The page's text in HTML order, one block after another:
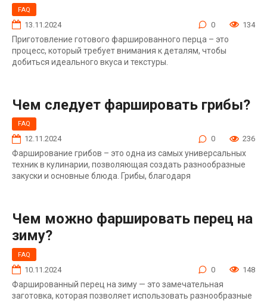
FAQ
13.11.2024 0 134
Приготовление готового фаршированного перца – это
процесс, который требует внимания к деталям, чтобы
добиться идеального вкуса и текстуры.
Чем следует фаршировать грибы?
FAQ
12.11.2024 0 236
Фарширование грибов – это одна из самых универсальных
техник в кулинарии, позволяющая создать разнообразные
закуски и основные блюда. Грибы, благодаря
Чем можно фаршировать перец на
зиму?
FAQ
10.11.2024 0 148
Фаршированный перец на зиму — это замечательная
заготовка, которая позволяет использовать разнообразные